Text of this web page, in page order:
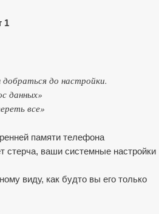
1
до настройки.
данных»
все»
памяти телефона
стерча, ваши системные настройки
виду, как будто вы его только